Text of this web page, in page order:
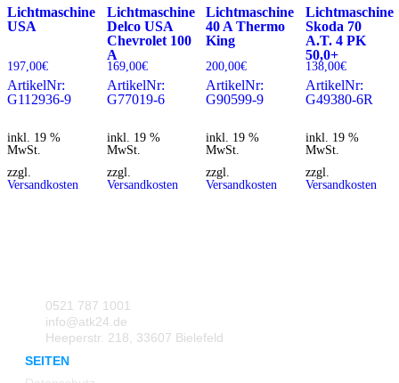
Lichtmaschine
USA
197,00€
ArtikelNr:
G112936-9
inkl. 19 %
MwSt.
zzgl.
Versandkosten
Lichtmaschine
Delco USA
Chevrolet 100
A
169,00€
ArtikelNr:
G77019-6
inkl. 19 %
MwSt.
zzgl.
Versandkosten
Lichtmaschine
40 A Thermo
King
200,00€
ArtikelNr:
G90599-9
inkl. 19 %
MwSt.
zzgl.
Versandkosten
Lichtmaschine
Skoda 70
A.T. 4 PK
50,0+
138,00€
ArtikelNr:
G49380-6R
inkl. 19 %
MwSt.
zzgl.
Versandkosten
0521 787 1001
info@atk24.de
Heeperstr. 218, 33607 Bielefeld
SEITEN